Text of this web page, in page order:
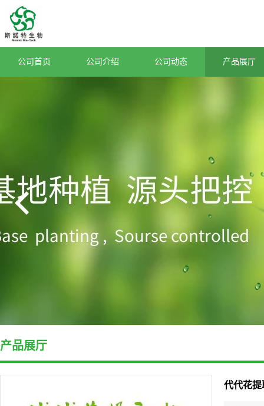
公司首页 公司介绍 公司动态 产品展厅
产品展厅
代代花提